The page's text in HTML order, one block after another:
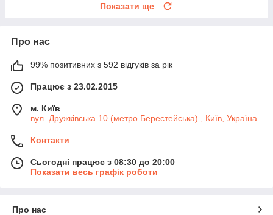
Показати ще
Про нас
99% позитивних з 592 відгуків за рік
Працює з 23.02.2015
м. Київ
вул. Дружківська 10 (метро Берестейська)., Київ, Україна
Контакти
Сьогодні працює з 08:30 до 20:00
Показати весь графік роботи
Про нас